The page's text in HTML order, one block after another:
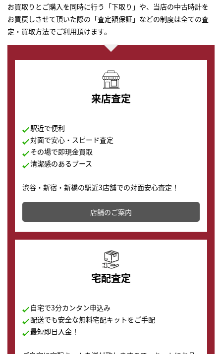
お買取りとご購入を同時に行う「下取り」や、当店の中古時計を
お買戻しさせて頂いた際の「査定額保証」などの制度は全ての査
定・買取方法でご利用頂けます。
来店査定
駅近で便利
対面で安心・スピード査定
その場で即現金買取
清潔感のあるブース
渋谷・新宿・新橋の駅近3店舗での対面安心査定！
その場で現金買取致します。渋谷本店では、時計販売の
店舗を併設しており、下取りに出してお得に新しい時計
の購入もできます♪
店舗のご案内
宅配査定
自宅で3分カンタン申込み
配送でも安全な無料宅配キットをご手配
最短即日入金！